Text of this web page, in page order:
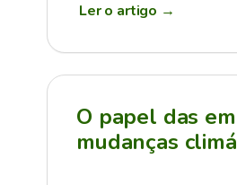
Ler o artigo →
O papel das
mudanças